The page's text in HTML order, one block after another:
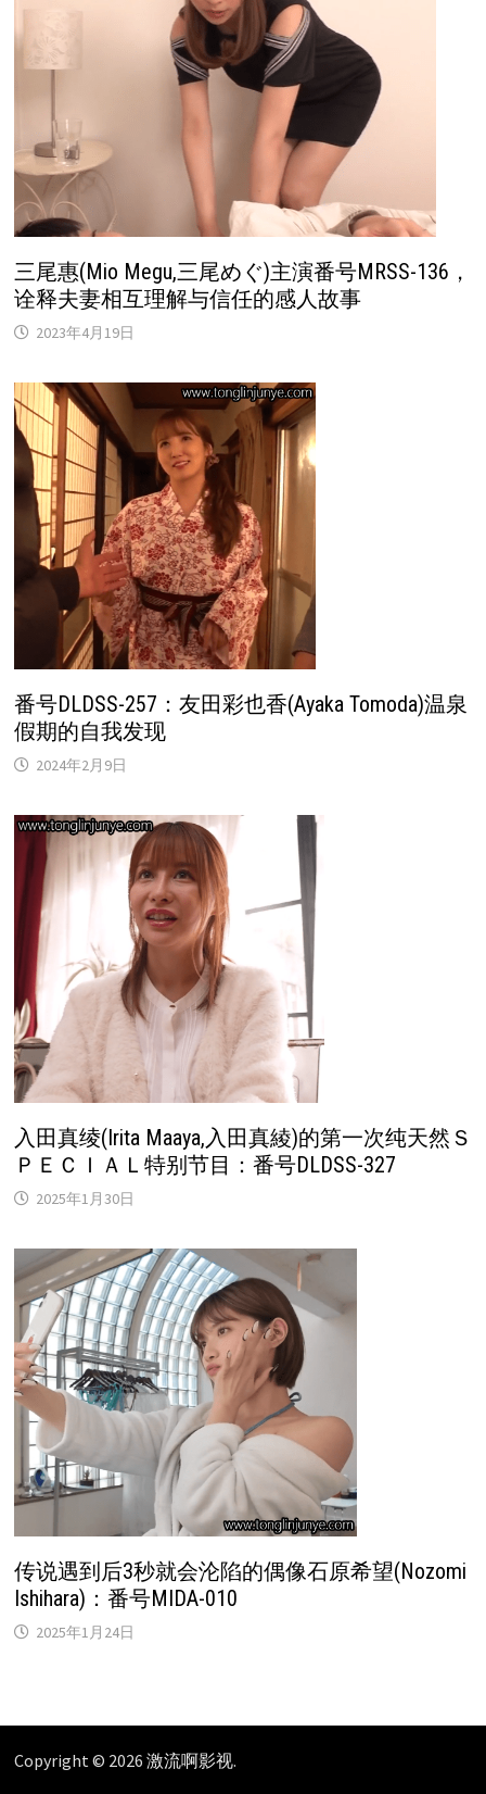
三尾惠(Mio Megu,三尾めぐ)主演番号MRSS-136，
诠释夫妻相互理解与信任的感人故事
2023年4月19日
番号DLDSS-257：友田彩也香(Ayaka Tomoda)温泉
假期的自我发现
2024年2月9日
入田真绫(Irita Maaya,入田真綾)的第一次纯天然Ｓ
ＰＥＣＩＡＬ特别节目：番号DLDSS-327
2025年1月30日
传说遇到后3秒就会沦陷的偶像石原希望(Nozomi
Ishihara)：番号MIDA-010
2025年1月24日
Copyright © 2026 激流啊影视.